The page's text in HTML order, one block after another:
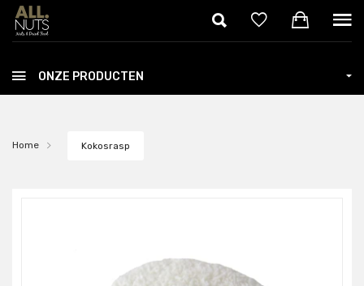
Skip to main content
ONZE PRODUCTEN
Home Kokosrasp